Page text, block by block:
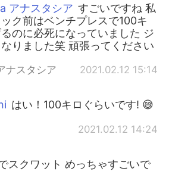
アナスタシア すごいですね 私
ク前はベンチプレスで100キ
のに必死になっていました ジ
りました笑 頑張ってください
ナスタシア 2021.02.12 15:14
はい！100キロぐらいです! 😅
2021.02.12 14:24
スクワット めっちゃすごいで